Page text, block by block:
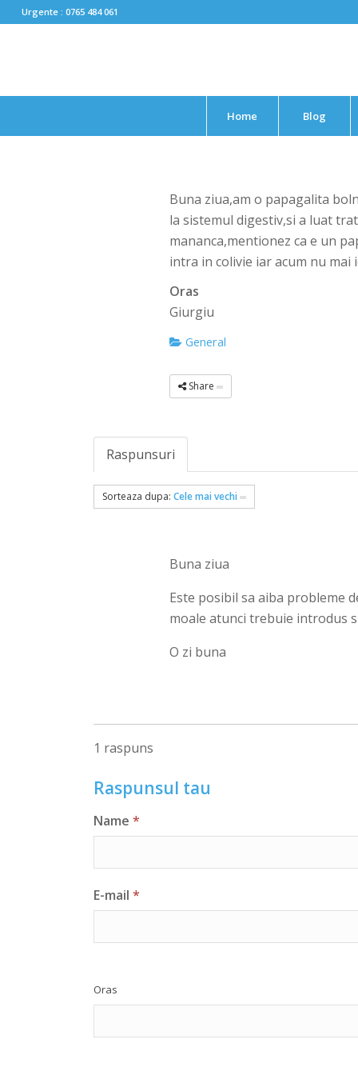
Urgente : 0765 484 061
Home Blog
Buna ziua,am o papagalita
la sistemul digestiv,si a luat
mananca,mentionez ca e un
intra in colivie iar acum nu mai
Oras
Giurgiu
General
Share
Raspunsuri
Sorteaza dupa:Cele mai vechi
Buna ziua
Este posibil sa aiba probleme
moale atunci trebuie introdus
O zi buna
1 raspuns
Raspunsul tau
Name *
E-mail *
Oras